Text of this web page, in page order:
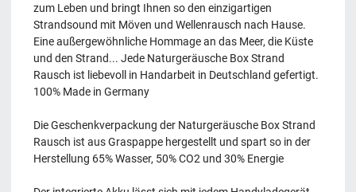
zum Leben und bringt Ihnen so den einzigartigen
Strandsound mit Möven und Wellenrausch nach Hause.
Eine außergewöhnliche Hommage an das Meer, die Küste
und den Strand... Jede Naturgeräusche Box Strand
Rausch ist liebevoll in Handarbeit in Deutschland gefertigt.
100% Made in Germany
Die Geschenkverpackung der Naturgeräusche Box Strand
Rausch ist aus Graspappe hergestellt und spart so in der
Herstellung 65% Wasser, 50% CO2 und 30% Energie